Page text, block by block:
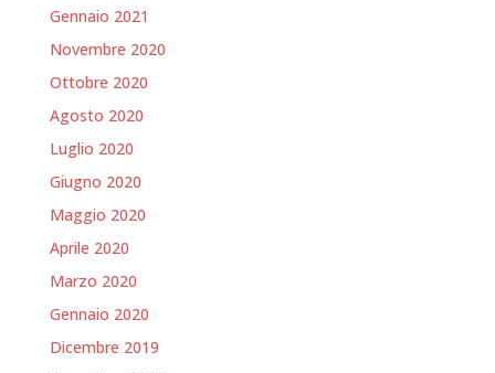
Gennaio 2021
Novembre 2020
Ottobre 2020
Agosto 2020
Luglio 2020
Giugno 2020
Maggio 2020
Aprile 2020
Marzo 2020
Gennaio 2020
Dicembre 2019